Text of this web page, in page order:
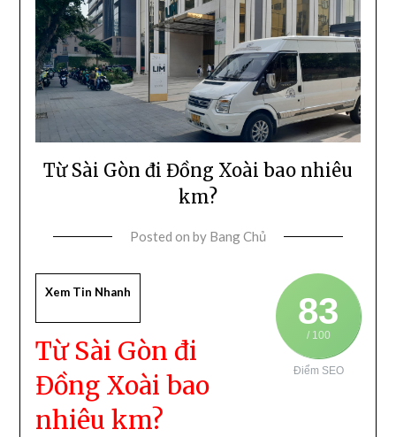
Từ Sài Gòn đi Đồng Xoài bao nhiêu
km?
Posted on by Bang Chủ
83
/ 100
Điểm SEO
Xem Tin Nhanh
Từ Sài Gòn đi
Đồng Xoài bao
nhiêu km?